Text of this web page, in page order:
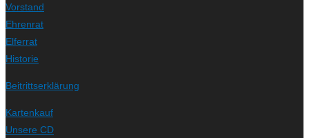
Vorstand
Ehrenrat
Elferrat
Historie
Beitrittserklärung
Kartenkauf
Unsere CD